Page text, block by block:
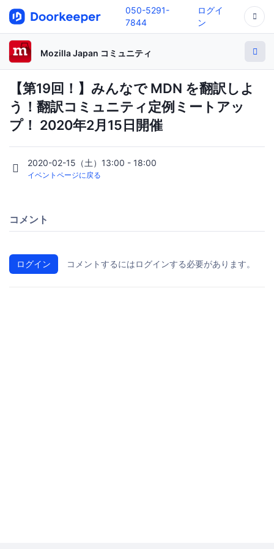
050-5291-
7844
ログイ
ン
Mozilla Japan コミュニティ
【第19回！】みんなで MDN を翻訳しよ
う！翻訳コミュニティ定例ミートアッ
プ！ 2020年2月15日開催
2020-02-15（土）13:00 - 18:00
イベントページに戻る
コメント
ログイン コメントするにはログインする必要があります。